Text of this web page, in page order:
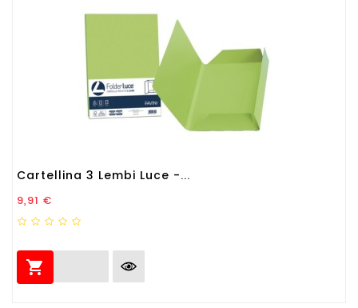
Cartellina 3 Lembi Luce -...
Prezzo
9,91 €
